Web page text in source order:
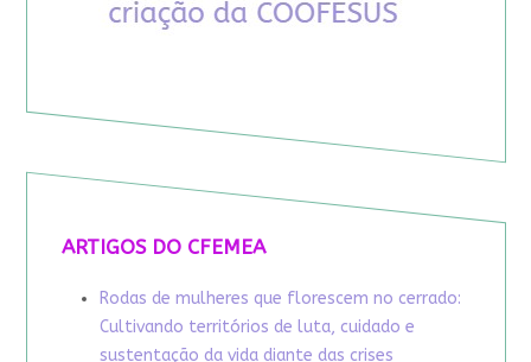
ARTIGOS DO CFEMEA
Rodas de mulheres que florescem no cerrado:
Cultivando territórios de luta, cuidado e
sustentação da vida diante das crises